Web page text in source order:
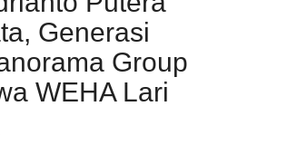
Generasi
Group
WEHA Lari